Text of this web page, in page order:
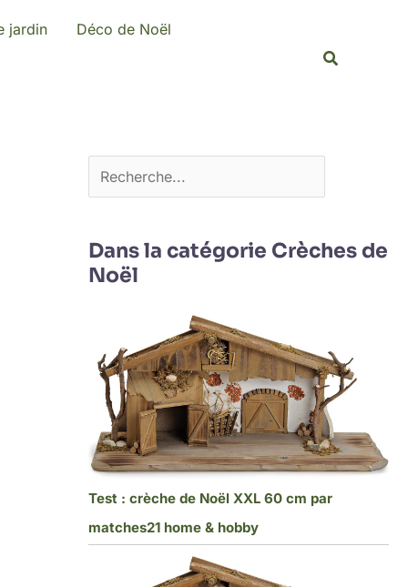
jardin Déco de Noël
r
e
Dans la catégorie Crèches de
Noël
Test : crèche de Noël XXL 60 cm par
matches21 home & hobby